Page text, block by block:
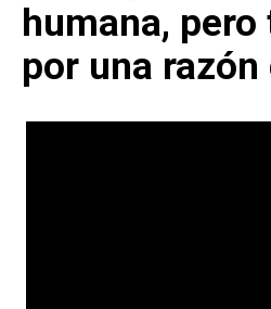
humana,
por una razón